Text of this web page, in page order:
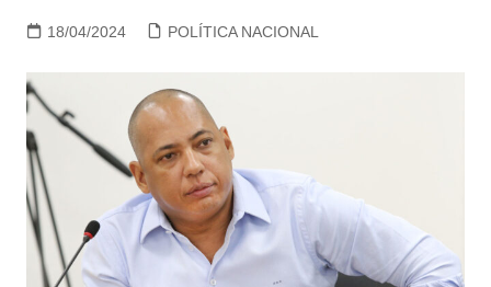
18/04/2024 POLÍTICA NACIONAL